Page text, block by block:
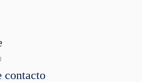
contacto